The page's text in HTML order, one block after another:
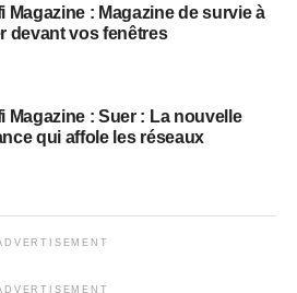
Magazine : Magazine de survie à
devant vos fenêtres
Magazine : Suer : La nouvelle
qui affole les réseaux